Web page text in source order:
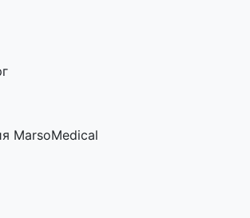
MarsoMedical